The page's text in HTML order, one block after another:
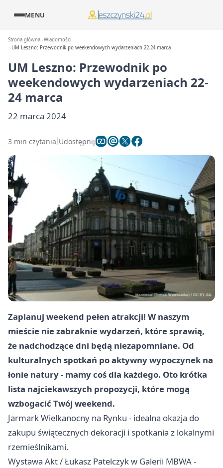
MENU
Strona główna Wiadomości
UM Leszno: Przewodnik po weekendowych wydarzeniach 22-24 marca
UM Leszno: Przewodnik po
weekendowych wydarzeniach 22-
24 marca
22 marca 2024
3 min czytania Udostępnij
Zaplanuj weekend pełen atrakcji! W naszym
mieście nie zabraknie wydarzeń, które sprawią,
że nadchodzące dni będą niezapomniane. Od
kulturalnych spotkań po aktywny wypoczynek na
łonie natury - mamy coś dla każdego. Oto krótka
lista najciekawszych propozycji, które mogą
wzbogacić Twój weekend.
Jarmark Wielkanocny na Rynku - idealna okazja do
zakupu świątecznych dekoracji i spotkania z lokalnymi
rzemieślnikami.
Wystawa Akt / Łukasz Patelczyk w Galerii MBWA -